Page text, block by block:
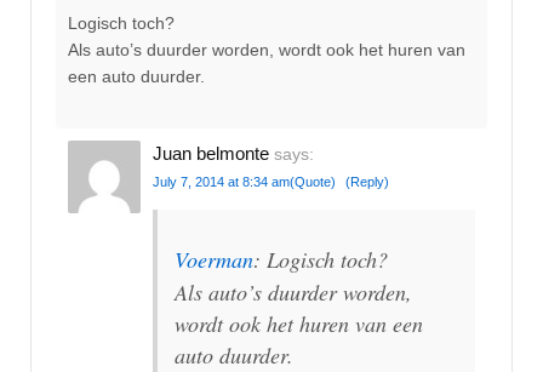
Logisch toch?
Als auto’s duurder worden, wordt ook het huren van
een auto duurder.
Juan belmonte says:
July 7, 2014 at 8:34 am(Quote) (Reply)
Voerman: Logisch toch?
Als auto’s duurder worden,
wordt ook het huren van een
auto duurder.